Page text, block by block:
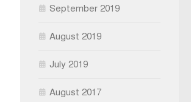
September 2019
August 2019
July 2019
August 2017